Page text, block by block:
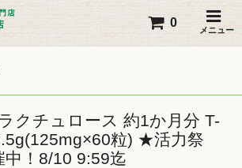
メニュー
0
クチュロース 約1か月分 T-
粒) ★活力祭
中！8/10 9:59迄